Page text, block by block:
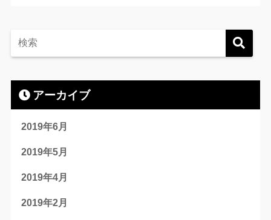
アーカイブ
2019年6月
2019年5月
2019年4月
2019年2月